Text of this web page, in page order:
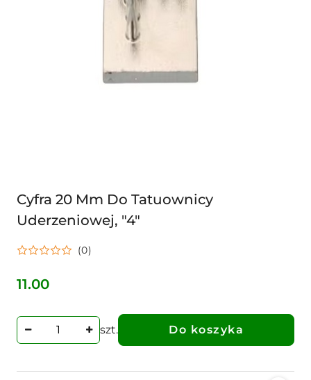
Cyfra 20 Mm Do Tatuownicy
Uderzeniowej, "4"
(0)
Cena:
11.00
szt. Do koszyka